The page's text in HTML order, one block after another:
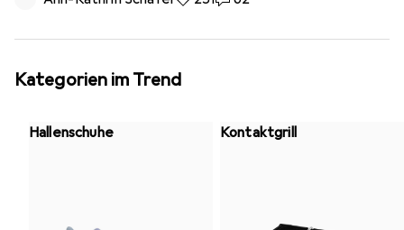
Kategorien im Trend
Hallenschuhe Kontaktgrill